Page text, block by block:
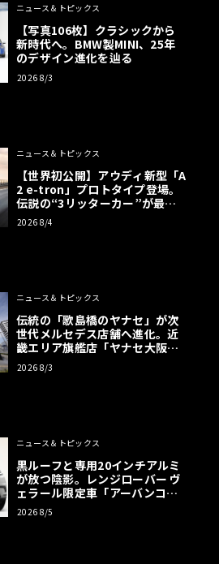
ニュース＆トピックス
【写真106枚】クラシックから
新時代へ。BMW製MINI、25年
のデザイン進化を辿る
2026 8/3
ニュース＆トピックス
【世界初公開】アウディ新型「A
2 e-tron」プロトタイプ登場。
伝説の“3リッターカー”が最高
効率エントリーBEVとして復活
【画像38枚】
2026 8/4
ニュース＆トピックス
伝統の「歌島橋のヤナセ」が次
世代メルセデス店舗へ進化。近
畿エリア旗艦店「ヤナセ大阪支
店」がリニューアル
2026 8/3
ニュース＆トピックス
黒ルーフと専用20インチアルミ
が放つ陰影。レンジローバー ヴ
ェラール限定車「アーバンコン
トラスト・エディション」登場
2026 8/5